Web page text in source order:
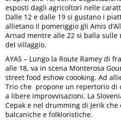
esposti dagli agricoltori nelle
Dalle 12 e dalle 19 si gustano i
allietano il pomeriggio gli Amis
Arnad mentre alle 22 si balla sulle
del villaggio.
AYAS – Lungo la Route Ramey di
alle 18, va in scena Monterosa
street food eshow coooking. Ad
Trio che propone un repertorio di
a libere improvvisazioni. La
Cepak e nel drumming di Jerik
balcaniche e folkloristiche.